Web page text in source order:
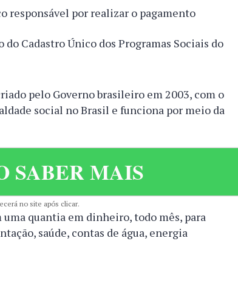
responsável por realizar o pagamento
Cadastro Único dos Programas Sociais do
pelo Governo brasileiro em 2003, com o
social no Brasil e funciona por meio da
SABER MAIS
no site após clicar.
quantia em dinheiro, todo mês, para
saúde, contas de água, energia